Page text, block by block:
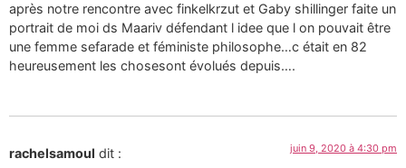
après notre rencontre avec finkelkrzut et Gaby shillinger faite un
portrait de moi ds Maariv défendant l idee que l on pouvait être
une femme sefarade et féministe philosophe…c était en 82
heureusement les chosesont évolués depuis….
rachelsamoul dit : juin 9, 2020 à 4:30 pm